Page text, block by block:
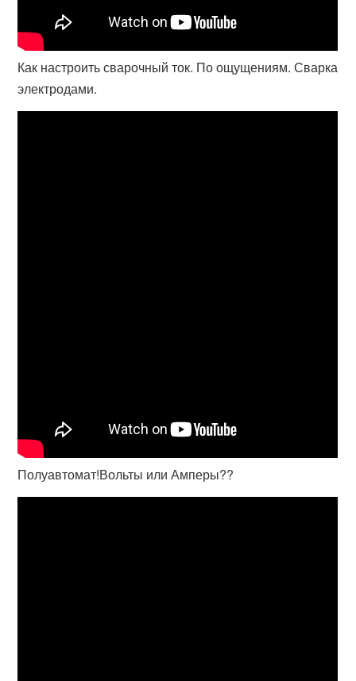
Как настроить сварочный ток. По ощущениям. Сварка
электродами.
Полуавтомат!Вольты или Амперы??